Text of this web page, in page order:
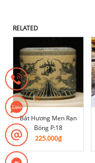
RELATED
Bát Hương Men Rạn
Bóng P:18
225.000₫